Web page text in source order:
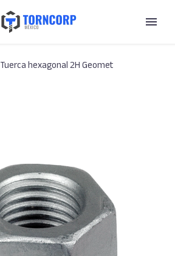
Tuerca hexagonal 2H Geomet